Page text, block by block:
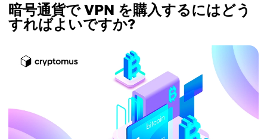
暗号通貨で VPN を購入するにはどう
すればよいですか?